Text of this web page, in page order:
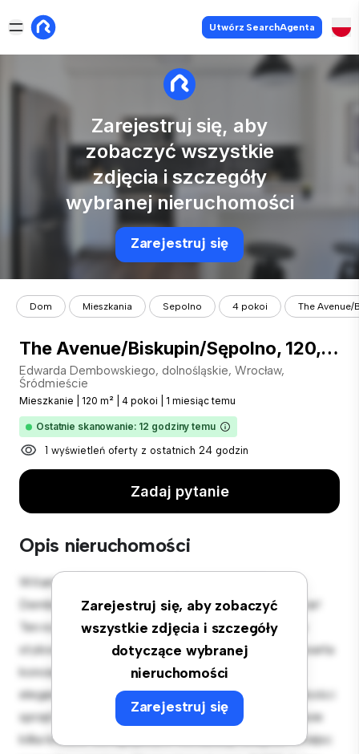
Utwórz SearchAgenta
Zarejestruj się, aby
zobaczyć wszystkie
zdjęcia i szczegóły
wybranej nieruchomości
Zarejestruj się
Dom Mieszkania Sepolno 4 pokoi The Avenue/
The Avenue/Biskupin/Sępolno, 120,87 mkw/4 pokoje
Edwarda Dembowskiego, dolnośląskie, Wrocław,
Śródmieście
Mieszkanie 120 m² 4 pokoi 1 miesiąc temu
Ostatnie skanowanie: 12 godziny temu
1 wyświetleń oferty z ostatnich 24 godzin
Zadaj pytanie
Opis nieruchomości
Zarejestruj się, aby zobaczyć
wszystkie zdjęcia i szczegóły
dotyczące wybranej
nieruchomości
Zarejestruj się
Witamy w Twojej nowej miejskiej oazie w Edwarda
Dembowskiego, dolnośląskie, Wrocław, Śródmieście!
Ten nowoczesny apartament z 4 sypialniami oferuje
stylową i przytulną przestrzeń do zamieszkania. Otwarta
koncepcja układu idealnie nadaje się do rozrywki, a
elegancka kuchnia jest wyposażona w najwyższej jakości
sprzęt. Dzięki doskonałej lokalizacji będziesz zaledwie
kilka kroków od najlepszych restauracji, sklepów i miejsc